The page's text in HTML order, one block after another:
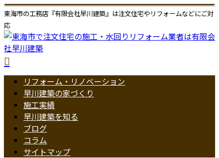
東海市の工務店『有限会社早川建築』は注文住宅やリフォームなどにご対
応
リフォーム・リノベーション
早川建築の家づくり
施工実績
早川建築を知る
ブログ
コラム
サイトマップ